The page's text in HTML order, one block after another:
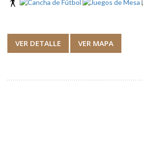
VER DETALLE VER MAPA